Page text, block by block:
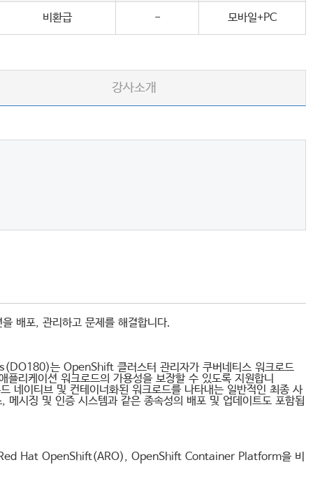
비환급 - 모바일+PC
강사소개
배포, 관리하고 문제를 해결합니다.
는 OpenShift 클러스터 관리자가 쿠버네티스 워크로드
리케이션 워크로드의 가용성을 보장할 수 있도록 지원합니
네이티브 및 컨테이너화된 워크로드를 나타내는 일반적인 최종 사
시징 및 인증 시스템과 같은 종속성의 배포 및 업데이트도 포함됩
Hat OpenShift(ARO), OpenShift Container Platform을 비